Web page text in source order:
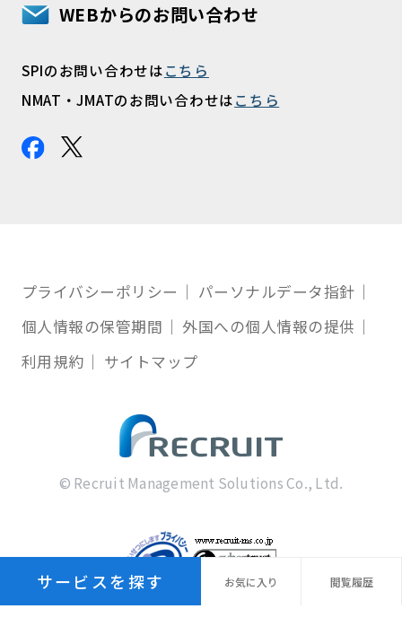
サービスを探す お気に 入り 閲覧履歴
WEBからのお問い合わせ
SPIのお問い合わせはこちら
NMAT・JMATのお問い合わせはこちら
プライバシーポリシー
パーソナルデータ指針
個人情報の保管期間
外国への個人情報の提供
利用規約
サイトマップ
© Recruit Management Solutions Co., Ltd.